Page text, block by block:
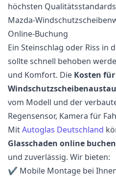
höchsten
Mazda-
Online-Buchung
Ein Steinschlag oder Riss in
sollte schnell behoben
und Komfort. Die Kosten
vom Modell und der
Regensensor, Kamera für
MitAutoglas Deutschland
Glasschaden online buchen
und zuverlässig. Wir bieten:
✔ Mobile Montage bei